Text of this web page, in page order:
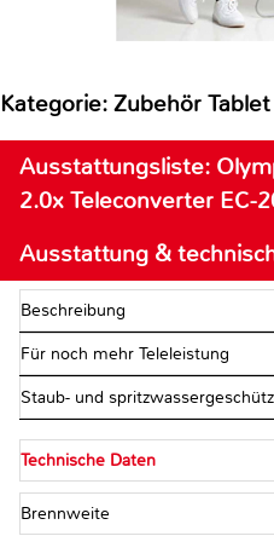
Kategorie: Zubehör
Ausstattungsliste:
2.0x Teleconverter EC-
Ausstattung &
Beschreibung
Für noch mehr Teleleistung
Staub- und
Technische Daten
Brennweite